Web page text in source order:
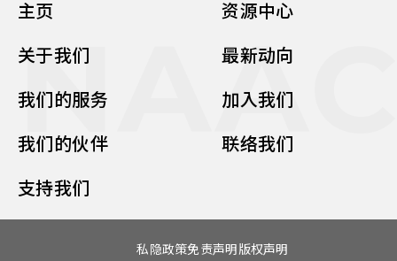
主页
关于我们
我们的服务
我们的伙伴
支持我们
资源中心
最新动向
加入我们
联络我们
私隐政策免责声明 版权声明